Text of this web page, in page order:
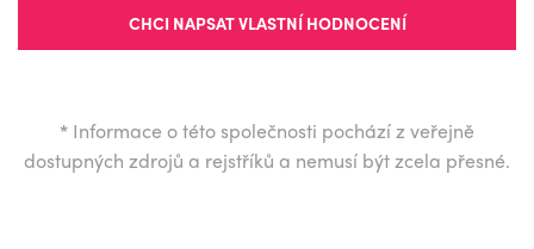
CHCI NAPSAT VLASTNÍ HODNOCENÍ
* Informace o této společnosti pochází z veřejně
dostupných zdrojů a rejstříků a nemusí být zcela přesné.